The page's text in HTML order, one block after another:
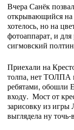
Вчера Санёк
открывающийся
хотелось, но на
фотоаппарат, и
сигмовский
Приехали на
толпа, нет ТОЛПА
ребятами, обошли
входу. Мост от
зарисовку из
выглядела ну